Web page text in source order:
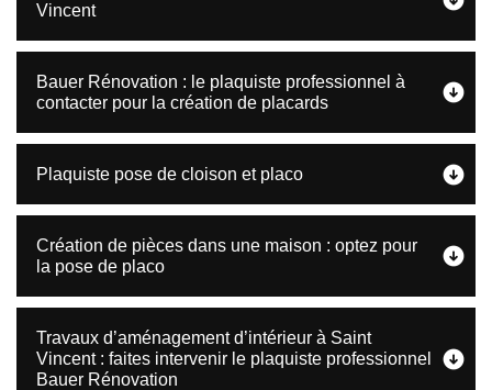
Vincent
Bauer Rénovation : le plaquiste professionnel à
contacter pour la création de placards
Plaquiste pose de cloison et placo
Création de pièces dans une maison : optez pour
la pose de placo
Travaux d’aménagement d’intérieur à Saint
Vincent : faites intervenir le plaquiste professionnel
Bauer Rénovation